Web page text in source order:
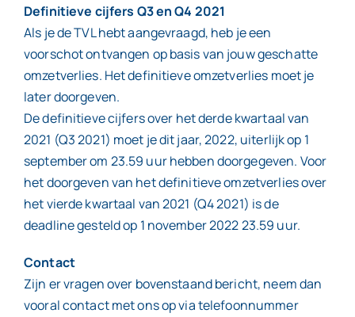
Definitieve cijfers Q3 en Q4 2021
Als je de TVL hebt aangevraagd, heb je een
voorschot ontvangen op basis van jouw geschatte
omzetverlies. Het definitieve omzetverlies moet je
later doorgeven.
De definitieve cijfers over het derde kwartaal van
2021 (Q3 2021) moet je dit jaar, 2022, uiterlijk op 1
september om 23.59 uur hebben doorgegeven. Voor
het doorgeven van het definitieve omzetverlies over
het vierde kwartaal van 2021 (Q4 2021) is de
deadline gesteld op 1 november 2022 23.59 uur.
Contact
Zijn er vragen over bovenstaand bericht, neem dan
vooral contact met ons op via telefoonnummer